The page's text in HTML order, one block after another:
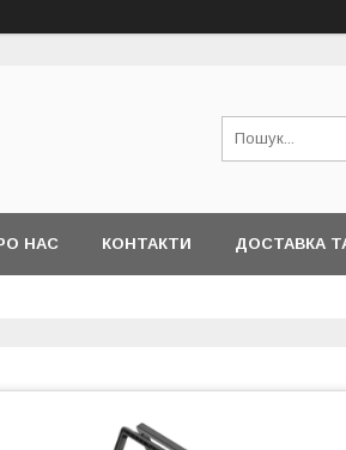
НАС КОНТАКТИ ДОСТАВКА